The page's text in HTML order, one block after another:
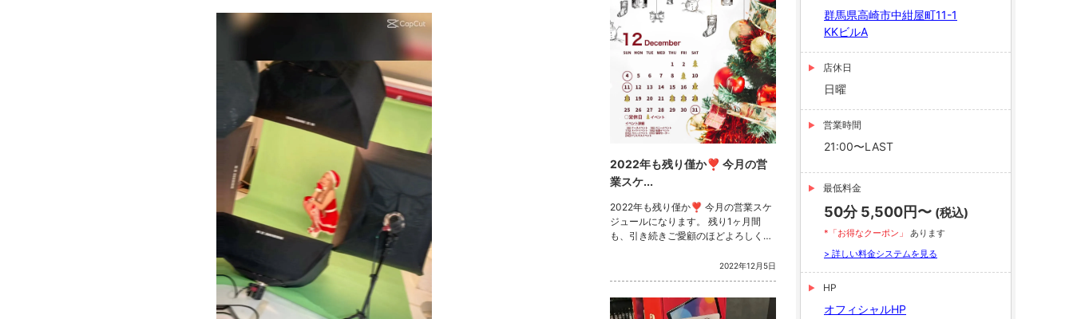
2022年も残り僅か❣️ 今月の営
業スケ...
2022年も残り僅か❣️ 今月の営業スケ
ジュールになります。 残り1ヶ月間
も、引き続きご愛顧のほどよろしくお
なります！ 詳細はストーリーをご覧く
ださい！ #キャバ嬢 #高崎 #群馬 Insta
2022年12月5日
群馬県高崎市中紺屋町11-1
KKビルA
店休日
日曜
営業時間
21:00〜LAST
最低料金
50分 5,500円〜 (税込)
*「お得なクーポン」 あります
> 詳しい料金システムを見る
HP
オフィシャルHP